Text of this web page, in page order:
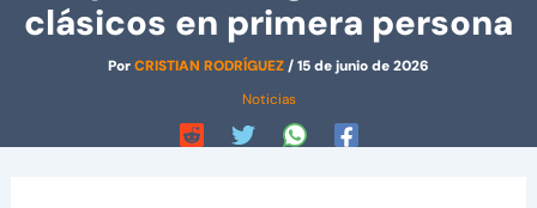
clásicos en primera persona
PorCRISTIAN RODRÍGUEZ/15 de junio de 2026
Noticias